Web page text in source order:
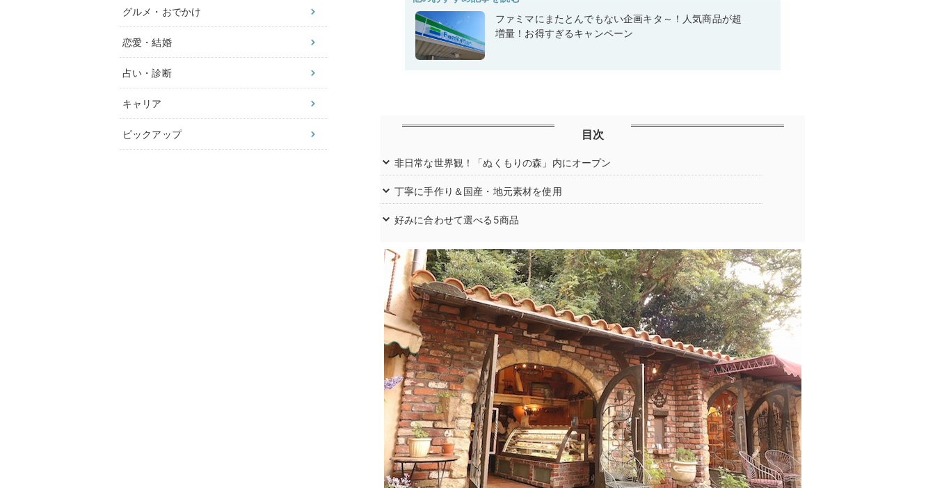
グルメ・おでかけ
恋愛・結婚
占い・診断
キャリア
ピックアップ
ファミマにまたとんでもない企画キタ～！人気商品が超
増量！お得すぎるキャンペーン
目次
非日常な世界観！「ぬくもりの森」内にオープン
丁寧に手作り＆国産・地元素材を使用
好みに合わせて選べる5商品